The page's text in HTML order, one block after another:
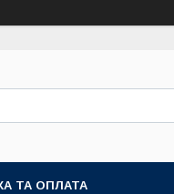
ТА ОПЛАТА